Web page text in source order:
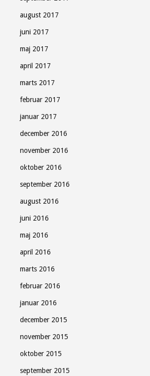
august 2017
juni 2017
maj 2017
april 2017
marts 2017
februar 2017
januar 2017
december 2016
november 2016
oktober 2016
september 2016
august 2016
juni 2016
maj 2016
april 2016
marts 2016
februar 2016
januar 2016
december 2015
november 2015
oktober 2015
september 2015